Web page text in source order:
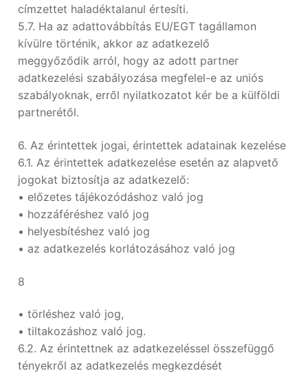
címzettet haladéktalanul értesíti.
5.7. Ha az adattovábbítás EU/EGT tagállamon
kívülre történik, akkor az adatkezelő
meggyőződik arról, hogy az adott partner
adatkezelési szabályozása megfelel-e az uniós
szabályoknak, erről nyilatkozatot kér be a külföldi
partnerétől.
6. Az érintettek jogai, érintettek adatainak kezelése
6.1. Az érintettek adatkezelése esetén az alapvető
jogokat biztosítja az adatkezelő:
• előzetes tájékozódáshoz való jog
• hozzáféréshez való jog
• helyesbítéshez való jog
• az adatkezelés korlátozásához való jog
8
• törléshez való jog,
• tiltakozáshoz való jog.
6.2. Az érintettnek az adatkezeléssel összefüggő
tényekről az adatkezelés megkezdését